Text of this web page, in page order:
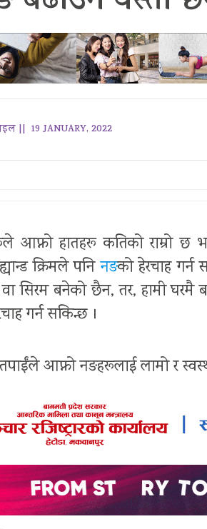
|| 19 JANUARY, 2022
आफ्नो हातहरू कतिको राम्रो
क्रिमले पनिनङको हेरचाह
सिरम बनेको छैन, तर, हामी घरमै
गर्न सकिन्छ ।
आफ्नो नङहरूलाई लामो र